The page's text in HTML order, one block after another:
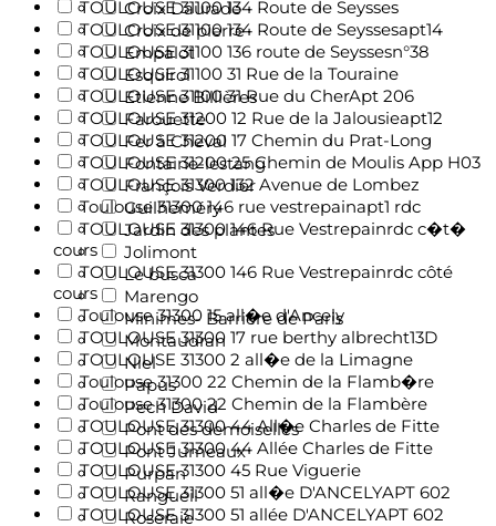
Croix Daurade
Croix de pierre
Empalot
Esquirol
Etienne Billières
Farouette
Fer à Cheval
Fontaine-lestang
François Verdier
Guilheméry
Jardin des plantes
Jolimont
Le busca
Marengo
Minimes- Barrière de Paris
Montaudran
Niel
Papus
Pech David
Pont des demoiselles
Pont Jumeaux
Purpan
Rangueil
Roseraie
TOULOUSE 31100 134 Route de Seysses
TOULOUSE 31100 134 Route de Seyssesapt14
TOULOUSE 31100 136 route de Seyssesn°38
TOULOUSE 31100 31 Rue de la Touraine
TOULOUSE 31100 31 Rue du CherApt 206
TOULOUSE 31200 12 Rue de la Jalousieapt12
TOULOUSE 31200 17 Chemin du Prat-Long
TOULOUSE 31200 25 Chemin de Moulis App H03
TOULOUSE 31300 132 Avenue de Lombez
Toulouse 31300 146 rue vestrepainapt1 rdc
TOULOUSE 31300 146 Rue Vestrepainrdc c�t�
cours
TOULOUSE 31300 146 Rue Vestrepainrdc côté
cours
Toulouse 31300 15 all�e d'Ancely
TOULOUSE 31300 17 rue berthy albrecht13D
TOULOUSE 31300 2 all�e de la Limagne
Toulouse 31300 22 Chemin de la Flamb�re
Toulouse 31300 22 Chemin de la Flambère
TOULOUSE 31300 44 All�e Charles de Fitte
TOULOUSE 31300 44 Allée Charles de Fitte
TOULOUSE 31300 45 Rue Viguerie
TOULOUSE 31300 51 all�e D'ANCELYAPT 602
TOULOUSE 31300 51 allée D'ANCELYAPT 602